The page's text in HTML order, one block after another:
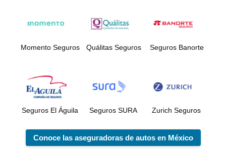
Momento Seguros Quálitas Seguros Seguros Banorte
Seguros El Águila Seguros SURA Zurich Seguros
Conoce las aseguradoras de autos en México